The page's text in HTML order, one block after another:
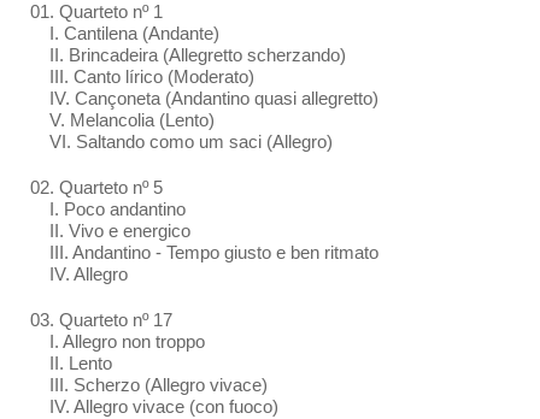
01. Quarteto nº 1
I. Cantilena (Andante)
II. Brincadeira (Allegretto scherzando)
III. Canto lírico (Moderato)
IV. Cançoneta (Andantino quasi allegretto)
V. Melancolia (Lento)
VI. Saltando como um saci (Allegro)
02. Quarteto nº 5
I. Poco andantino
II. Vivo e energico
III. Andantino - Tempo giusto e ben ritmato
IV. Allegro
03. Quarteto nº 17
I. Allegro non troppo
II. Lento
III. Scherzo (Allegro vivace)
IV. Allegro vivace (con fuoco)